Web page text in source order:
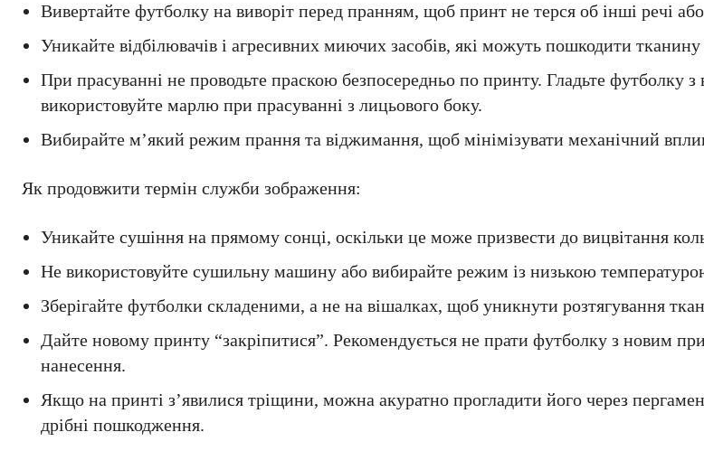
Вивертайте футболку на виворіт перед пранням, щоб принт не терся об інші речі
Уникайте відбілювачів і агресивних миючих засобів, які можуть пошкодити
При прасуванні не проводьте праскою безпосередньо по принту. Гладьте футболку з
використовуйте марлю при прасуванні з лицьового боку.
Вибирайте м’який режим прання та віджимання, щоб мінімізувати механічний
Як продовжити термін служби зображення:
Уникайте сушіння на прямому сонці, оскільки це може призвести до вицвітання
Не використовуйте сушильну машину або вибирайте режим із низькою
Зберігайте футболки складеними, а не на вішалках, щоб уникнути розтягування
Дайте новому принту “закріпитися”. Рекомендується не прати футболку з новим
нанесення.
Якщо на принті з’явилися тріщини, можна акуратно прогладити його через
дрібні пошкодження.